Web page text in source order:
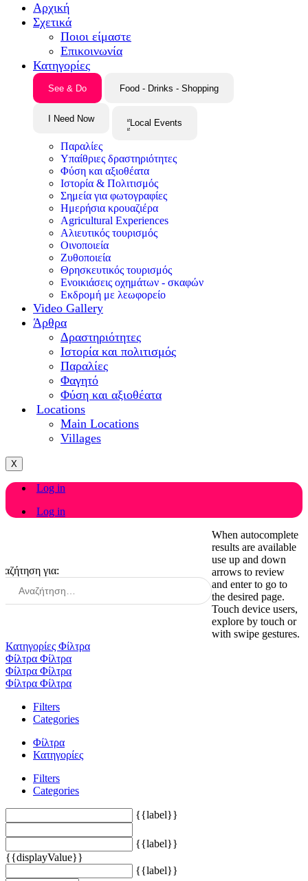
Αρχική
Σχετικά
Ποιοι είμαστε
Επικοινωνία
Κατηγορίες
See & Do Food - Drinks - Shopping
I Need Now Local Events
Παραλίες
Υπαίθριες δραστηριότητες
Φύση και αξιοθέατα
Ιστορία & Πολιτισμός
Σημεία για φωτογραφίες
Ημερήσια κρουαζιέρα
Agricultural Experiences
Αλιευτικός τουρισμός
Οινοποιεία
Ζυθοποιεία
Θρησκευτικός τουρισμός
Ενοικιάσεις οχημάτων - σκαφών
Εκδρομή με λεωφορείο
Video Gallery
Άρθρα
Δραστηριότητες
Ιστορία και πολιτισμός
Παραλίες
Φαγητό
Φύση και αξιοθέατα
Locations
Main Locations
Villages
X
Log in
Log in
για:
When autocomplete
results are available
use up and down
arrows to review
and enter to go to
the desired page.
Touch device users,
explore by touch or
with swipe gestures.
Κατηγορίες Φίλτρα
Φίλτρα Φίλτρα
Φίλτρα Φίλτρα
Φίλτρα Φίλτρα
Filters
Categories
Φίλτρα
Κατηγορίες
Filters
Categories
{{label}}
{{label}}
{{displayValue}}
{{label}}